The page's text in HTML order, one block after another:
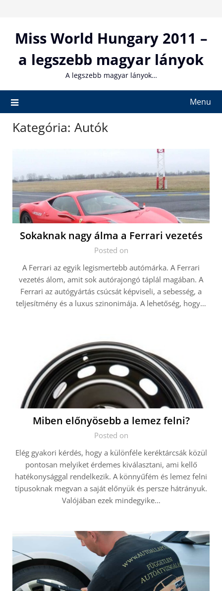
contentMiss World Hungary 2011 –
a legszebb magyar lányok
A legszebb magyar lányok…
Menu
Kategória: Autók
Sokaknak nagy álma a Ferrari vezetés
Posted on
A Ferrari az egyik legismertebb autómárka. A Ferrari
vezetés álom, amit sok autórajongó táplál magában. A
Ferrari az autógyártás csúcsát képviseli, a sebesség, a
teljesítmény és a luxus szinonimája. A lehetőség, hogy…
Miben előnyösebb a lemez felni?
Posted on
Elég gyakori kérdés, hogy a különféle keréktárcsák közül
pontosan melyiket érdemes kiválasztani, ami kellő
hatékonysággal rendelkezik. A könnyűfém és lemez felni
típusoknak megvan a saját előnyük és persze hátrányuk.
Valójában ezek mindegyike…